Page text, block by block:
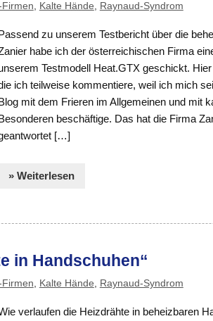
, Kalte Hände, Raynaud-Syndrom
zu unserem Testbericht über die
habe ich der österreichischen Firma
Testmodell Heat.GTX geschickt.
ich teilweise kommentiere, weil ich mich
mit dem Frieren im Allgemeinen und mit
beschäftige. Das hat die Firma
[…]
» Weiterlesen
in Handschuhen“
, Kalte Hände, Raynaud-Syndrom
verlaufen die Heizdrähte in beheizbaren